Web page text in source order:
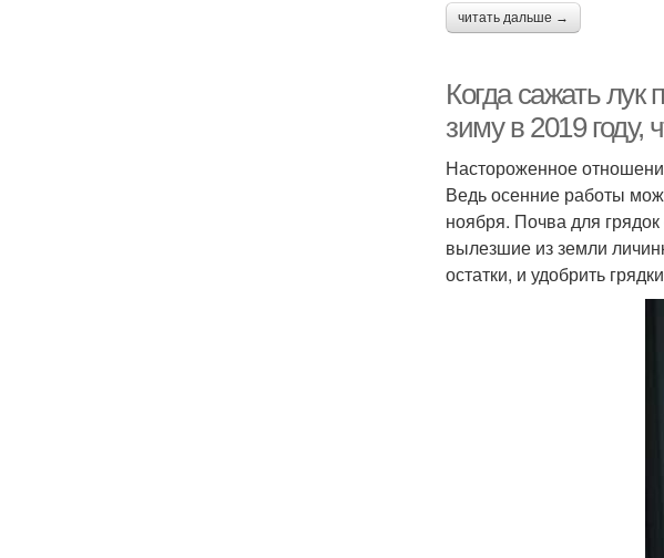
читать дальше →
Когда сажать лук
зиму в 2019
Настороженное
Ведь осенние работы
ноября. Почва для
вылезшие из земли
остатки, и удобрить